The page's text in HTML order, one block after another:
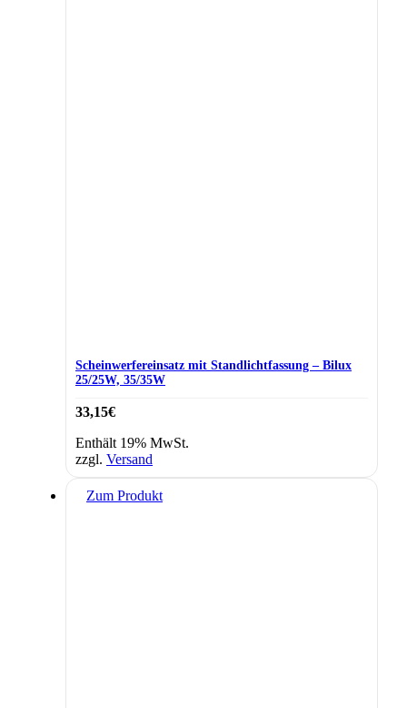
Scheinwerfereinsatz mit Standlichtfassung – Bilux
25/25W, 35/35W
33,15€
Enthält 19% MwSt.
zzgl. Versand
Zum Produkt